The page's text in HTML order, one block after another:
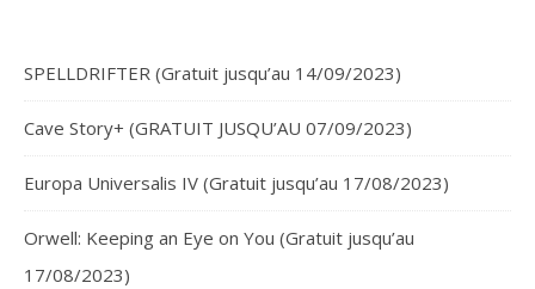
SPELLDRIFTER (Gratuit jusqu’au 14/09/2023)
Cave Story+ (GRATUIT JUSQU’AU 07/09/2023)
Europa Universalis IV (Gratuit jusqu’au 17/08/2023)
Orwell: Keeping an Eye on You (Gratuit jusqu’au
17/08/2023)